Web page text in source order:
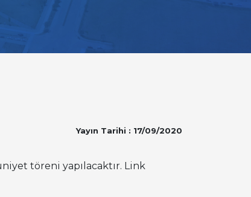
Yayın Tarihi : 17/09/2020
töreni yapılacaktır. Link